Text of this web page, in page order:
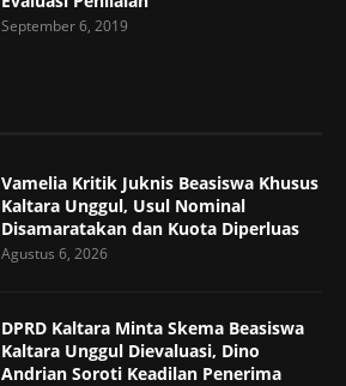
September 6, 2019
Vamelia Kritik Juknis Beasiswa Khusus
Kaltara Unggul, Usul Nominal
Disamaratakan dan Kuota Diperluas
Agustus 6, 2026
DPRD Kaltara Minta Skema Beasiswa
Kaltara Unggul Dievaluasi, Dino
Andrian Soroti Keadilan Penerima